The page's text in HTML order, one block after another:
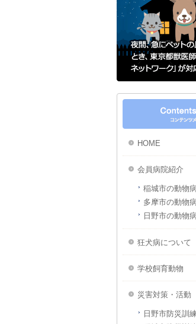
HOME
会員病院紹介
稲城市の動物
多摩市の動物
日野市の動物
狂犬病について
学校飼育動物
災害対策・活動
日野市防災訓練